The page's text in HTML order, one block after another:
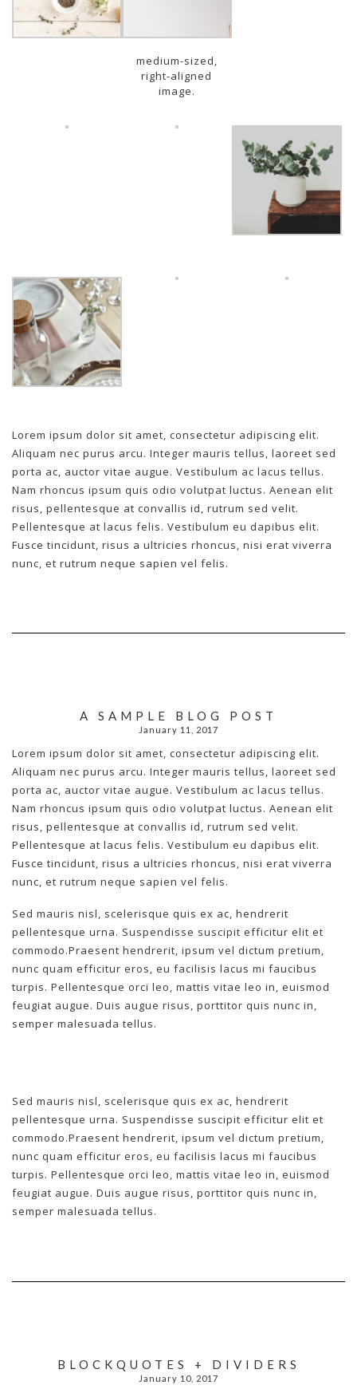
medium-sized,
right-aligned
image.
Lorem ipsum dolor sit amet, consectetur adipiscing elit.
Aliquam nec purus arcu. Integer mauris tellus, laoreet sed
porta ac, auctor vitae augue. Vestibulum ac lacus tellus.
Nam rhoncus ipsum quis odio volutpat luctus. Aenean elit
risus, pellentesque at convallis id, rutrum sed velit.
Pellentesque at lacus felis. Vestibulum eu dapibus elit.
Fusce tincidunt, risus a ultricies rhoncus, nisi erat viverra
nunc, et rutrum neque sapien vel felis.
A SAMPLE BLOG POST
January 11, 2017
Lorem ipsum dolor sit amet, consectetur adipiscing elit.
Aliquam nec purus arcu. Integer mauris tellus, laoreet sed
porta ac, auctor vitae augue. Vestibulum ac lacus tellus.
Nam rhoncus ipsum quis odio volutpat luctus. Aenean elit
risus, pellentesque at convallis id, rutrum sed velit.
Pellentesque at lacus felis. Vestibulum eu dapibus elit.
Fusce tincidunt, risus a ultricies rhoncus, nisi erat viverra
nunc, et rutrum neque sapien vel felis.
Sed mauris nisl, scelerisque quis ex ac, hendrerit
pellentesque urna. Suspendisse suscipit efficitur elit et
commodo.Praesent hendrerit, ipsum vel dictum pretium,
nunc quam efficitur eros, eu facilisis lacus mi faucibus
turpis. Pellentesque orci leo, mattis vitae leo in, euismod
feugiat augue. Duis augue risus, porttitor quis nunc in,
semper malesuada tellus.
Sed mauris nisl, scelerisque quis ex ac, hendrerit
pellentesque urna. Suspendisse suscipit efficitur elit et
commodo.Praesent hendrerit, ipsum vel dictum pretium,
nunc quam efficitur eros, eu facilisis lacus mi faucibus
turpis. Pellentesque orci leo, mattis vitae leo in, euismod
feugiat augue. Duis augue risus, porttitor quis nunc in,
semper malesuada tellus.
BLOCKQUOTES + DIVIDERS
January 10, 2017